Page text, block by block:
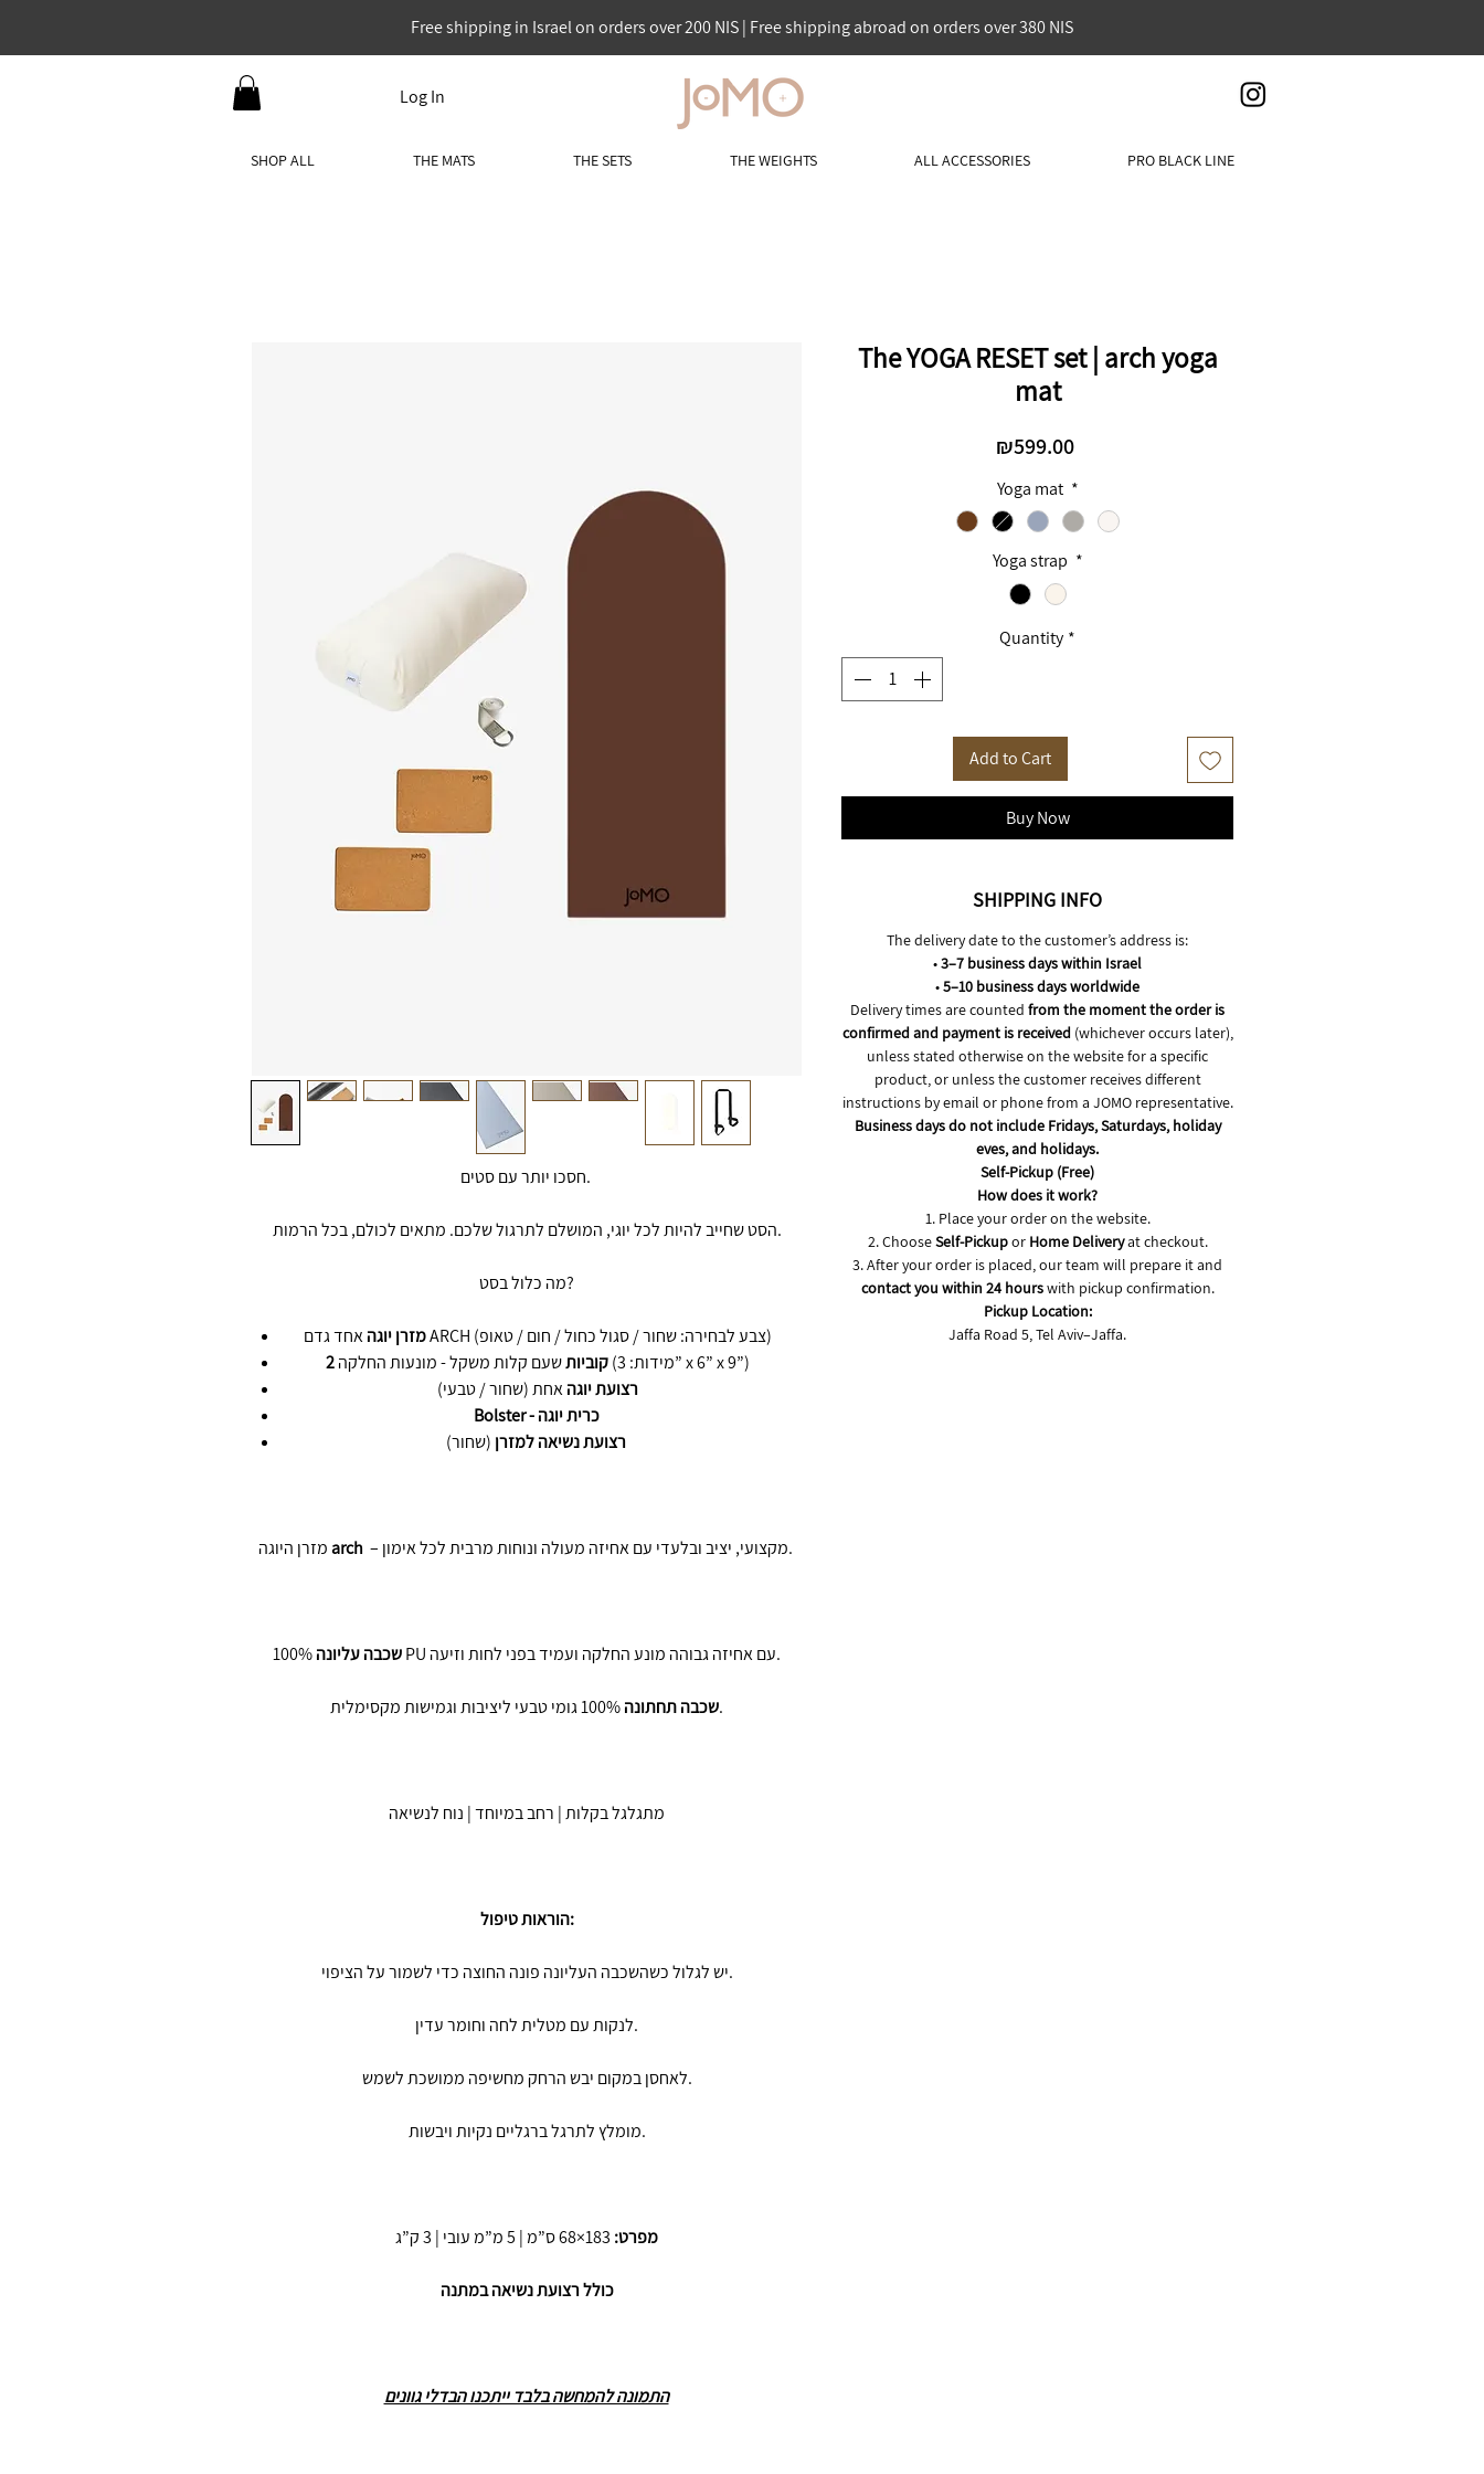
Free shipping in Israel on orders over 200 NIS | Free shipping abroad on orders over 380 NIS
Log In
SHOP ALL THE MATS THE SETS THE WEIGHTS ALL ACCESSORIES PRO BLACK LINE
חסכו יותר עם סטים.
הסט שחייב להיות לכל יוגי, המושלם לתרגול שלכם. מתאים לכולם, בכל הרמות.
מה כלול בסט?
מזרן יוגה
אחד גדם ARCH (צבע לבחירה: שחור / סגול כחול / חום / טאופ)
2 קוביות
שעם קלות משקל - מונעות החלקה (מידות: 3” x 6” x 9”)
רצועת יוגהאחת (שחור / טבעי)
Bolster - כרית יוגה
רצועת נשיאה למזרן
arch – מקצועי, יציב ובלעדי עם אחיזה מעולה ונוחות מרבית לכל אימון.
שכבה עליונה 100% PU עם אחיזה גבוהה מונע החלקה ועמיד בפני לחות וזיעה.
שכבה תחתונה100% גומי טבעי ליציבות וגמישות מקסימלית.
מתגלגל בקלות | רחב במיוחד | נוח לנשיאה
הוראות טיפול:
יש לגלול כשהשכבה העליונה פונה החוצה כדי לשמור על הציפוי.
לנקות עם מטלית לחה וחומר עדין.
לאחסן במקום יבש הרחק מחשיפה ממושכת לשמש.
מומלץ לתרגל ברגליים נקיות ויבשות.
מפרט:
כולל רצועת נשיאה במתנה
התמונה להמחשה בלבד ייתכנו הבדלי גוונים
The YOGA RESET set | arch yoga
mat
₪599.00Price
Yoga mat *
Yoga strap *
Quantity *
Add to Cart
Buy Now
SHIPPING INFO
The delivery date to the customer’s address is:
•3–7 business days within Israel
•5–10 business days worldwide
Delivery times are counted from the moment the order is
confirmed and payment is received(whichever occurs later),
unless stated otherwise on the website for a specific
product, or unless the customer receives different
instructions by email or phone from a JOMO representative.
Business days do not include Fridays, Saturdays, holiday
eves, and holidays.
Self-Pickup (Free)
How does it work?
1. Place your order on the website.
2. ChooseSelf-Pickupor Home Deliveryat checkout.
3. After your order is placed, our team will prepare it and
contact you within 24 hourswith pickup confirmation.
Pickup Location:
Jaffa Road 5, Tel Aviv–Jaffa.